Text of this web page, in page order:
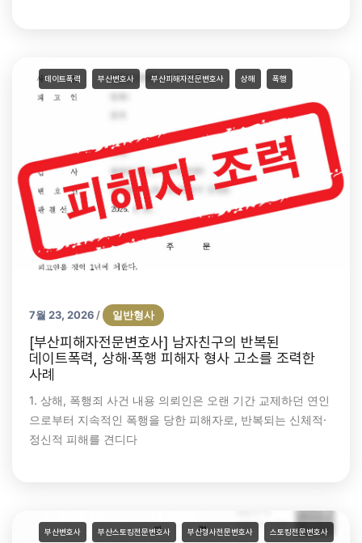
데이트폭력 부산변호사 부산피해자전문변호사 상해 폭행
7월 23, 2026 / 일반형사
[부산피해자전문변호사] 남자친구의 반복된
데이트폭력, 상해·폭행 피해자 형사 고소를 조력한
사례
1. 상해, 폭행죄 사건 내용 의뢰인은 오랜 기간 교제하던 연인
으로부터 지속적인 폭행을 당한 피해자로, 반복되는 신체적·
정신적 피해를 견디다
부산변호사 부산스토킹전문변호사 부산형사전문변호사 스토킹전문변호사